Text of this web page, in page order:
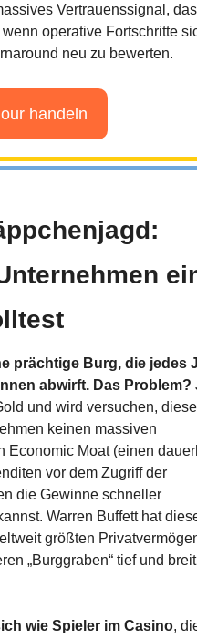
Vertrauenssignal, das
operative Fortschritte
neu zu bewerten.
handeln
prächtige Burg, die jedes
abwirft. Das Problem?
und wird versuchen, diese
keinen massiven
Economic Moat (einen
vor dem Zugriff der
die Gewinne schneller
Warren Buffett hat
größten
„Burggraben“ tief und breit
wie Spieler im Casino,